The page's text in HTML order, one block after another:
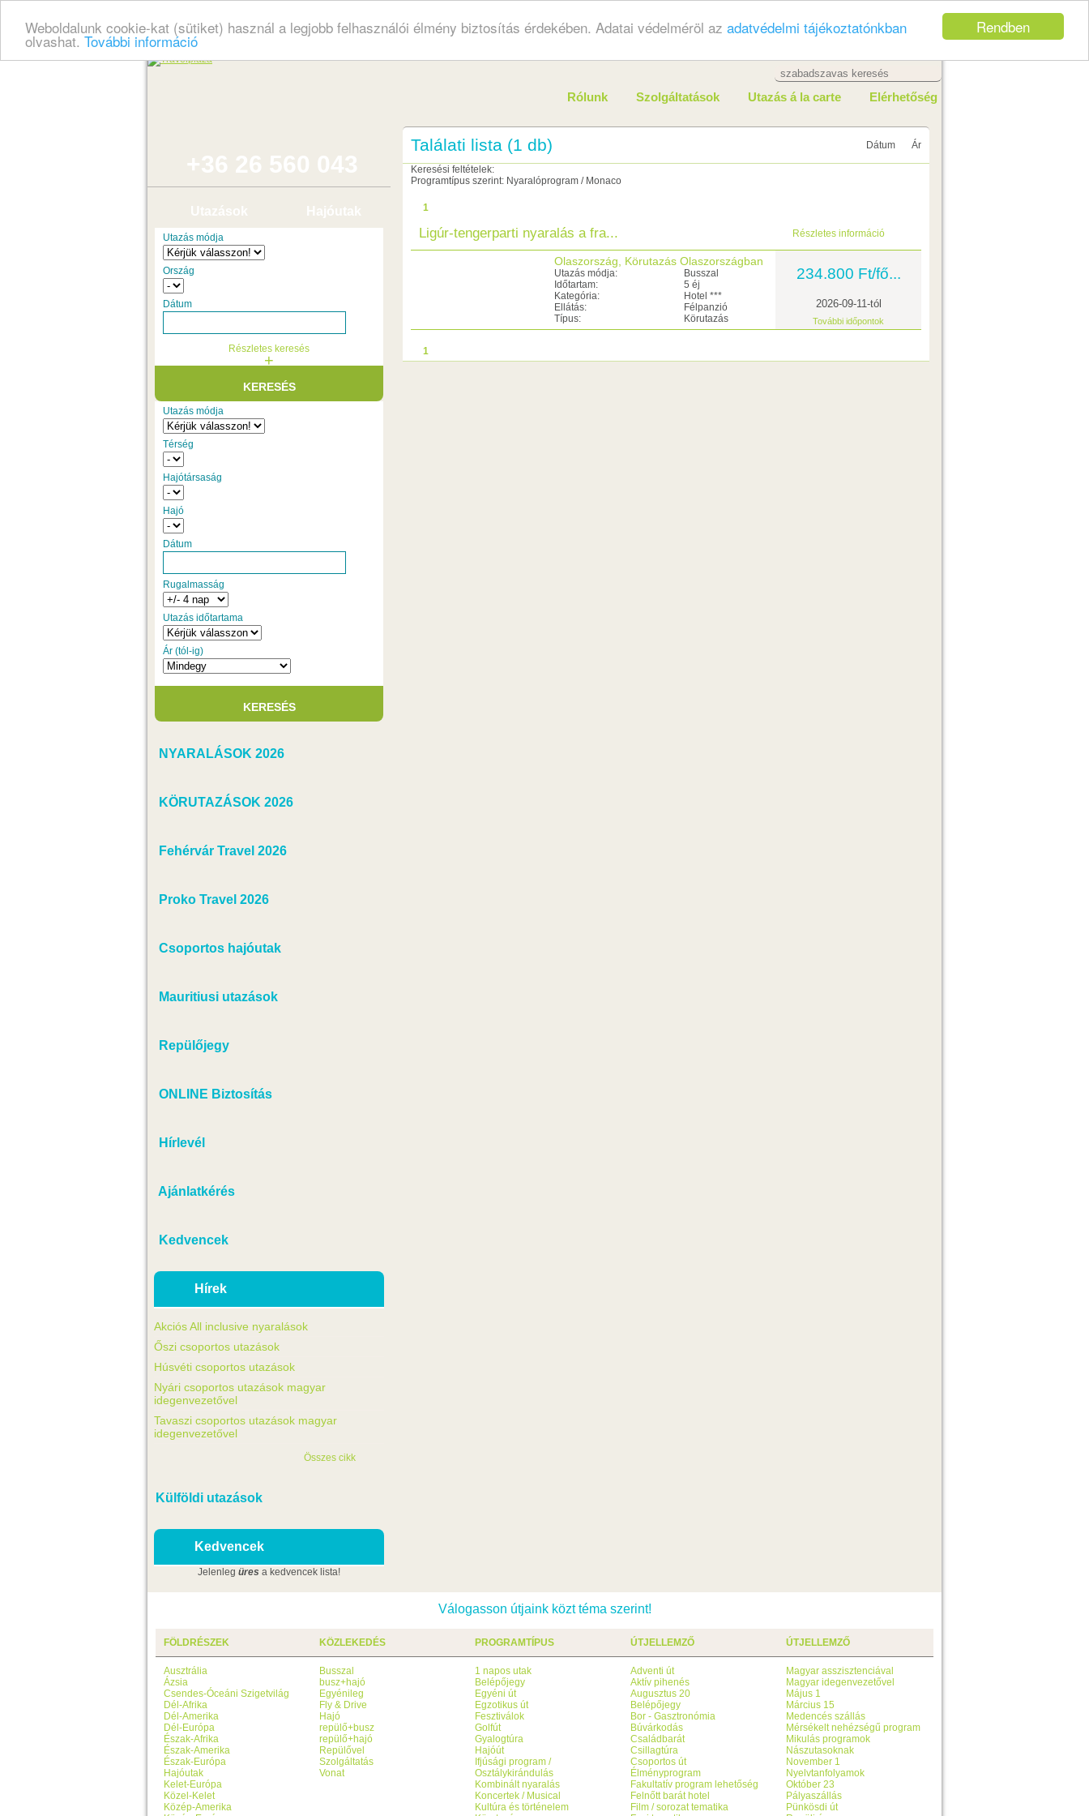
Rendben
Weboldalunk cookie-kat (sütiket) használ a legjobb felhasználói élmény biztosítás érdekében. Adatai védelméröl az adatvédelmi tájékoztatónkban
olvashat. További információ
Rólunk Szolgáltatások Utazás á la carte Elérhetőség
+36 26 560 043
Utazások Hajóutak
Utazás módja
Ország
Dátum
Részletes keresés
+
Utazás módja
Térség
Hajótársaság
Hajó
Dátum
Rugalmasság
Utazás időtartama
Ár (tól-ig)
NYARALÁSOK 2026
KÖRUTAZÁSOK 2026
Fehérvár Travel 2026
Proko Travel 2026
Csoportos hajóutak
Mauritiusi utazások
Repülőjegy
ONLINE Biztosítás
Hírlevél
Ajánlatkérés
Kedvencek
Hírek
Akciós All inclusive nyaralások
Őszi csoportos utazások
Húsvéti csoportos utazások
Nyári csoportos utazások magyar
idegenvezetővel
Tavaszi csoportos utazások magyar
idegenvezetővel
Összes cikk
Külföldi utazások
Kedvencek
Jelenleg üres a kedvencek lista!
Találati lista (1 db) Ár
Dátum
Keresési feltételek:
Programtípus szerint: Nyaralóprogram / Monaco
1
Ligúr-tengerparti nyaralás a fra... Részletes információ
Olaszország, Körutazás Olaszországban
Utazás módja:
Busszal
Időtartam:
5 éj
Kategória:
Hotel ***
Ellátás:
Félpanzió
Típus:
Körutazás
234.800 Ft/fő...
2026-09-11-tól
További időpontok
1
Válogasson útjaink közt téma szerint!
FÖLDRÉSZEK
Ausztrália
Ázsia
Csendes-Óceáni Szigetvilág
Dél-Afrika
Dél-Amerika
Dél-Európa
Észak-Afrika
Észak-Amerika
Észak-Európa
Hajóutak
Kelet-Európa
Közel-Kelet
Közép-Amerika
KÖZLEKEDÉS
Busszal
busz+hajó
Egyénileg
Fly & Drive
Hajó
repülő+busz
repülő+hajó
Repülővel
Szolgáltatás
Vonat
PROGRAMTÍPUS
1 napos utak
Belépőjegy
Egyéni út
Egzotikus út
Fesztiválok
Golfút
Gyalogtúra
Hajóút
Ifjúsági program /
Osztálykirándulás
Kombinált nyaralás
Koncertek / Musical
Kultúra és történelem
ÚTJELLEMZŐ
Adventi út
Aktív pihenés
Augusztus 20
Belépőjegy
Bor - Gasztronómia
Búvárkodás
Családbarát
Csillagtúra
Csoportos út
Élményprogram
Fakultatív program lehetőség
Felnőtt barát hotel
Film / sorozat tematika
ÚTJELLEMZŐ
Magyar asszisztenciával
Magyar idegenvezetővel
Május 1
Március 15
Medencés szállás
Mérsékelt nehézségű program
Mikulás programok
Nászutasoknak
November 1
Nyelvtanfolyamok
Október 23
Pályaszállás
Pünkösdi út